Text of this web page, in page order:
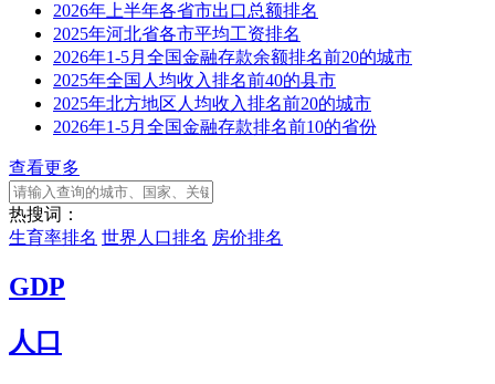
2026年上半年各省市出口总额排名
2025年河北省各市平均工资排名
2026年1-5月全国金融存款余额排名前20的城市
2025年全国人均收入排名前40的县市
2025年北方地区人均收入排名前20的城市
2026年1-5月全国金融存款排名前10的省份
查看更多
热搜词：
生育率排名 世界人口排名 房价排名
GDP
人口